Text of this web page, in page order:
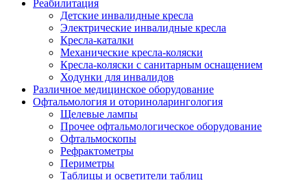
Реабилитация
Детские инвалидные кресла
Электрические инвалидные кресла
Кресла-каталки
Механические кресла-коляски
Кресла-коляски с санитарным оснащением
Ходунки для инвалидов
Различное медицинское оборудование
Офтальмология и оториноларингология
Щелевые лампы
Прочее офтальмологическое оборудование
Офтальмоскопы
Рефрактометры
Периметры
Таблицы и осветители таблиц